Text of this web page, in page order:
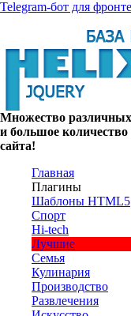
Telegram-бот для
Множество различных
и большое количество
сайта!
Главная
Плагины
Шаблоны HTML5
Спорт
Hi-tech
Лучшие
Семья
Кулинария
Производство
Развлечения